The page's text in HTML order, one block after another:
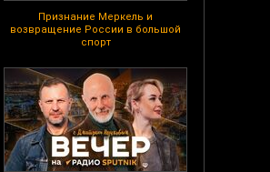
Признание Меркель и
возвращение России в большой
спорт